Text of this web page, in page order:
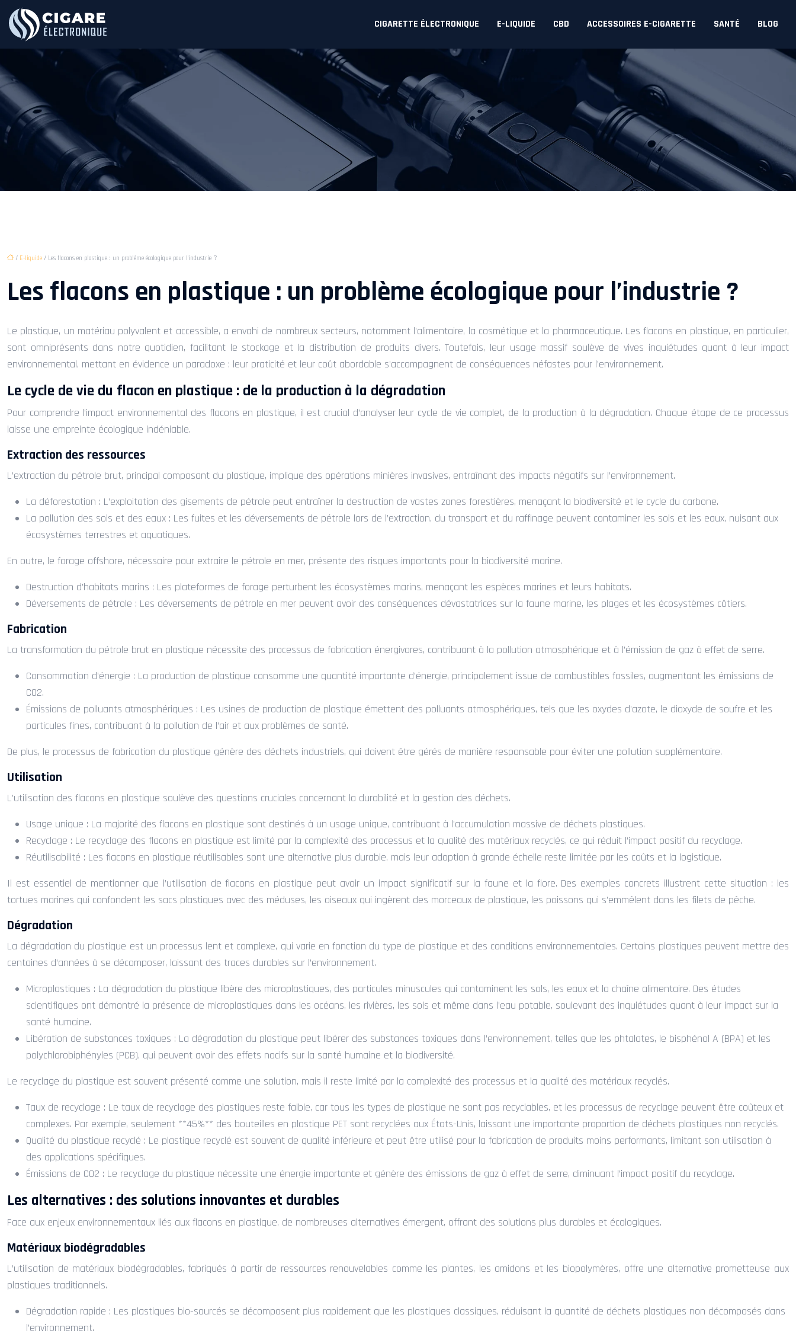
CIGARETTE ÉLECTRONIQUE E-LIQUIDE CBD ACCESSOIRES E-CIGARETTE SANTÉ BLOG
/ E-liquide / Les flacons en plastique : un problème écologique pour l’industrie ?
Les flacons en plastique : un problème écologique pour l’industrie ?
Le plastique, un matériau polyvalent et accessible, a envahi de nombreux secteurs, notamment l’alimentaire, la cosmétique et la pharmaceutique. Les flacons en plastique, en particulier,
sont omniprésents dans notre quotidien, facilitant le stockage et la distribution de produits divers. Toutefois, leur usage massif soulève de vives inquiétudes quant à leur impact
environnemental, mettant en évidence un paradoxe : leur praticité et leur coût abordable s’accompagnent de conséquences néfastes pour l’environnement.
Le cycle de vie du flacon en plastique : de la production à la dégradation
Pour comprendre l’impact environnemental des flacons en plastique, il est crucial d’analyser leur cycle de vie complet, de la production à la dégradation. Chaque étape de ce processus
laisse une empreinte écologique indéniable.
Extraction des ressources
L’extraction du pétrole brut, principal composant du plastique, implique des opérations minières invasives, entraînant des impacts négatifs sur l’environnement.
La déforestation : L’exploitation des gisements de pétrole peut entraîner la destruction de vastes zones forestières, menaçant la biodiversité et le cycle du carbone.
La pollution des sols et des eaux : Les fuites et les déversements de pétrole lors de l’extraction, du transport et du raffinage peuvent contaminer les sols et les eaux, nuisant aux
écosystèmes terrestres et aquatiques.
En outre, le forage offshore, nécessaire pour extraire le pétrole en mer, présente des risques importants pour la biodiversité marine.
Destruction d’habitats marins : Les plateformes de forage perturbent les écosystèmes marins, menaçant les espèces marines et leurs habitats.
Déversements de pétrole : Les déversements de pétrole en mer peuvent avoir des conséquences dévastatrices sur la faune marine, les plages et les écosystèmes côtiers.
Fabrication
La transformation du pétrole brut en plastique nécessite des processus de fabrication énergivores, contribuant à la pollution atmosphérique et à l’émission de gaz à effet de serre.
Consommation d’énergie : La production de plastique consomme une quantité importante d’énergie, principalement issue de combustibles fossiles, augmentant les émissions de
CO2.
Émissions de polluants atmosphériques : Les usines de production de plastique émettent des polluants atmosphériques, tels que les oxydes d’azote, le dioxyde de soufre et les
particules fines, contribuant à la pollution de l’air et aux problèmes de santé.
De plus, le processus de fabrication du plastique génère des déchets industriels, qui doivent être gérés de manière responsable pour éviter une pollution supplémentaire.
Utilisation
L’utilisation des flacons en plastique soulève des questions cruciales concernant la durabilité et la gestion des déchets.
Usage unique : La majorité des flacons en plastique sont destinés à un usage unique, contribuant à l’accumulation massive de déchets plastiques.
Recyclage : Le recyclage des flacons en plastique est limité par la complexité des processus et la qualité des matériaux recyclés, ce qui réduit l’impact positif du recyclage.
Réutilisabilité : Les flacons en plastique réutilisables sont une alternative plus durable, mais leur adoption à grande échelle reste limitée par les coûts et la logistique.
Il est essentiel de mentionner que l’utilisation de flacons en plastique peut avoir un impact significatif sur la faune et la flore. Des exemples concrets illustrent cette situation : les
tortues marines qui confondent les sacs plastiques avec des méduses, les oiseaux qui ingèrent des morceaux de plastique, les poissons qui s’emmêlent dans les filets de pêche.
Dégradation
La dégradation du plastique est un processus lent et complexe, qui varie en fonction du type de plastique et des conditions environnementales. Certains plastiques peuvent mettre des
centaines d’années à se décomposer, laissant des traces durables sur l’environnement.
Microplastiques : La dégradation du plastique libère des microplastiques, des particules minuscules qui contaminent les sols, les eaux et la chaîne alimentaire. Des études
scientifiques ont démontré la présence de microplastiques dans les océans, les rivières, les sols et même dans l’eau potable, soulevant des inquiétudes quant à leur impact sur la
santé humaine.
Libération de substances toxiques : La dégradation du plastique peut libérer des substances toxiques dans l’environnement, telles que les phtalates, le bisphénol A (BPA) et les
polychlorobiphényles (PCB), qui peuvent avoir des effets nocifs sur la santé humaine et la biodiversité.
Le recyclage du plastique est souvent présenté comme une solution, mais il reste limité par la complexité des processus et la qualité des matériaux recyclés.
Taux de recyclage : Le taux de recyclage des plastiques reste faible, car tous les types de plastique ne sont pas recyclables, et les processus de recyclage peuvent être coûteux et
complexes. Par exemple, seulement **45%** des bouteilles en plastique PET sont recyclées aux États-Unis, laissant une importante proportion de déchets plastiques non recyclés.
Qualité du plastique recyclé : Le plastique recyclé est souvent de qualité inférieure et peut être utilisé pour la fabrication de produits moins performants, limitant son utilisation à
des applications spécifiques.
Émissions de CO2 : Le recyclage du plastique nécessite une énergie importante et génère des émissions de gaz à effet de serre, diminuant l’impact positif du recyclage.
Les alternatives : des solutions innovantes et durables
Face aux enjeux environnementaux liés aux flacons en plastique, de nombreuses alternatives émergent, offrant des solutions plus durables et écologiques.
Matériaux biodégradables
L’utilisation de matériaux biodégradables, fabriqués à partir de ressources renouvelables comme les plantes, les amidons et les biopolymères, offre une alternative prometteuse aux
plastiques traditionnels.
Dégradation rapide : Les plastiques bio-sourcés se décomposent plus rapidement que les plastiques classiques, réduisant la quantité de déchets plastiques non décomposés dans
l’environnement.